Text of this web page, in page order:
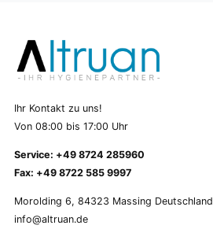
Ihr Kontakt zu uns!
Von 08:00 bis 17:00 Uhr
Service: +49 8724 285960
Fax: +49 8722 585 9997
Morolding 6, 84323 Massing Deutschland
info@altruan.de